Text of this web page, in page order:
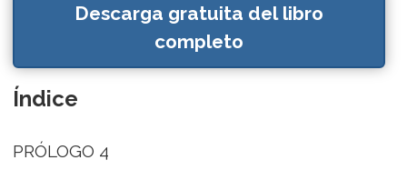
Descarga gratuita del libro
completo
Índice
PRÓLOGO 4